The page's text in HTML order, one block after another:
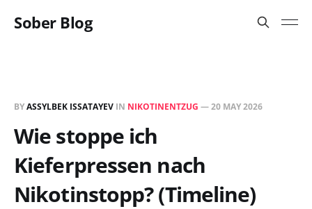
Sober Blog
BYASSYLBEK ISSATAYEV IN NIKOTINENTZUG —20 MAY 2026
Wie stoppe ich
Kieferpressen nach
Nikotinstopp? (Timeline)